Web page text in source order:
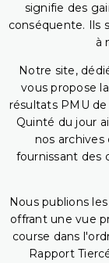
signifie des
conséquente. Ils
à
Notre site,
vous propose
résultats PMU
Quinté du jour
nos
fournissant des
Nous publions
offrant une vue
course dans
Rapport